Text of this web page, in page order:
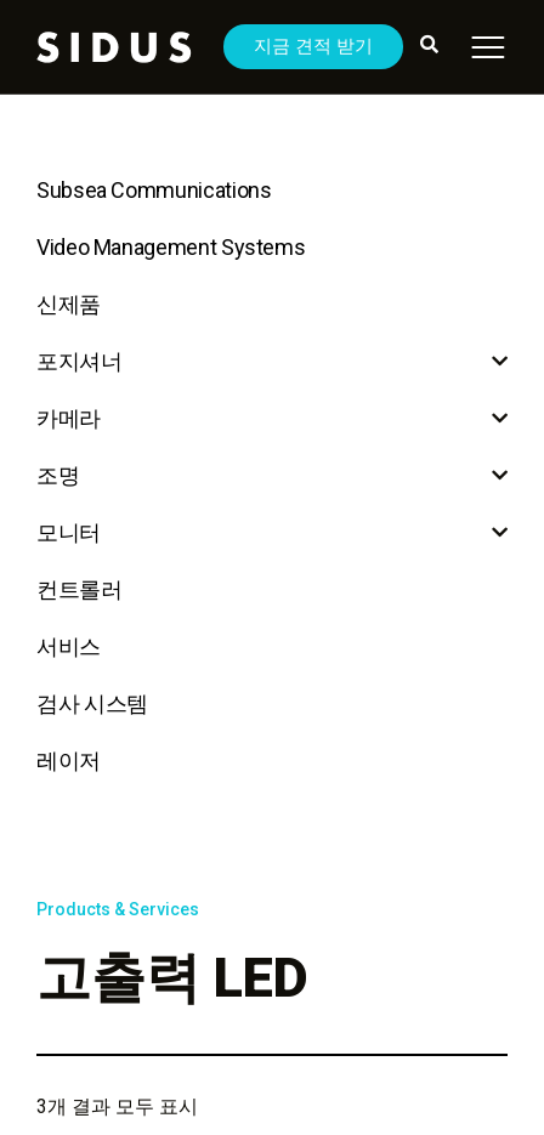
지금 견적 받기
Subsea Communications
Video Management Systems
신제품
포지셔너
카메라
조명
모니터
컨트롤러
서비스
검사 시스템
레이저
Products & Services
고출력 LED
3개 결과 모두 표시